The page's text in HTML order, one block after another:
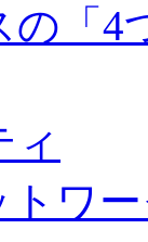
の「4
ィ
トワ